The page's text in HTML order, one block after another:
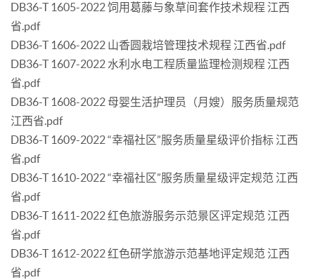
DB36-T 1605-2022 饲用葛藤与象草间套作技术规程 江西
省.pdf
DB36-T 1606-2022 山香圆栽培管理技术规程 江西省.pdf
DB36-T 1607-2022 水利水电工程质量监理检测规程 江西
省.pdf
DB36-T 1608-2022 母婴生活护理员（月嫂）服务质量规范
江西省.pdf
DB36-T 1609-2022 “幸福社区”服务质量星级评价指标 江西
省.pdf
DB36-T 1610-2022 “幸福社区”服务质量星级评定规范 江西
省.pdf
DB36-T 1611-2022 红色旅游服务示范景区评定规范 江西
省.pdf
DB36-T 1612-2022 红色研学旅游示范基地评定规范 江西
省.pdf